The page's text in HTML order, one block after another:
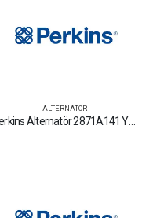
ALTERNATÖR
Perkins Alternatör 2871A141 Yedek Parça Fiyat Tamir Bakım Satan Firmalar